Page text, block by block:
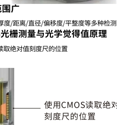
广
度/距离/直径/偏移度/平整度等多种检测
栅测量与光学觉得值原理
取绝对值刻度尺的位置